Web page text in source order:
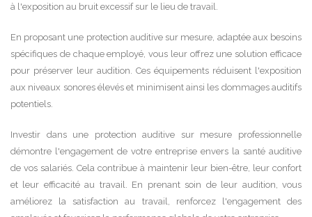
à l'exposition au bruit excessif sur le lieu de travail.
En proposant une protection auditive sur mesure, adaptée aux besoins
spécifiques de chaque employé, vous leur offrez une solution efficace
pour préserver leur audition. Ces équipements réduisent l'exposition
aux niveaux sonores élevés et minimisent ainsi les dommages auditifs
potentiels.
Investir dans une protection auditive sur mesure professionnelle
démontre l'engagement de votre entreprise envers la santé auditive
de vos salariés. Cela contribue à maintenir leur bien-être, leur confort
et leur efficacité au travail. En prenant soin de leur audition, vous
améliorez la satisfaction au travail, renforcez l'engagement des